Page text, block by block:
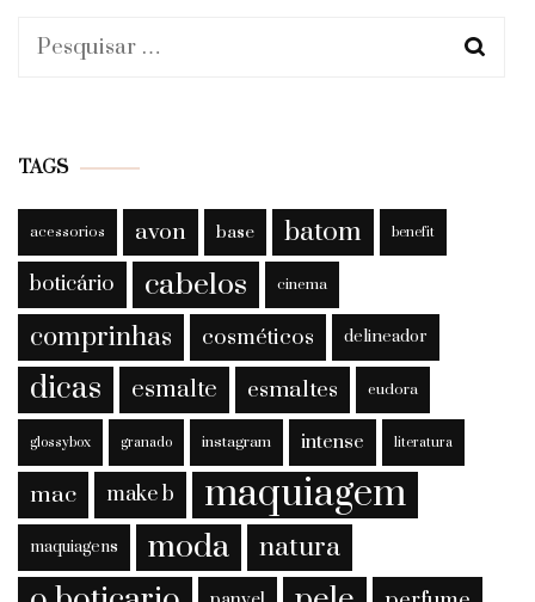
Pesquisar
TAGS
acessorios avon base batom benefit
boticário cabelos cinema
comprinhas cosméticos delineador
dicas esmalte esmaltes eudora
glossybox granado instagram intense literatura
mac make b maquiagem
maquiagens moda natura